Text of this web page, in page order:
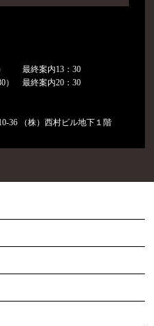
） 最終案内13：30
） 最終案内20：30
36 （株）西村ビル地下１階